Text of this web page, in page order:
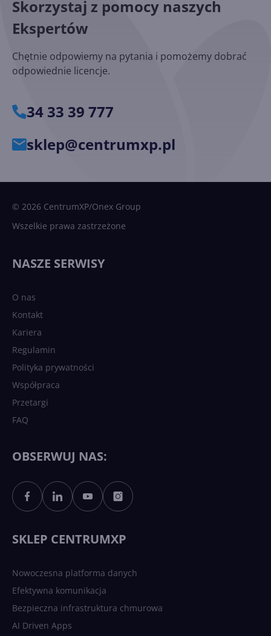
Skorzystaj z pomocy naszych
Ekspertów
Chętnie odpowiemy na pytania i pomożemy dobrać
odpowiednie licencje.
34 33 39 777
sklep@centrumxp.pl
© 2026 CentrumXP/Onex Group
Wszelkie prawa zastrzeżone
NASZE SERWISY
O nas
Kontakt
Kariera
Regulamin
Polityka prywatności
Współpraca
Przetargi
FAQ
OBSERWUJ NAS:
SKLEP CENTRUMXP
Nowoczesna platforma danych
Efektywna komunikacja
Bezpieczna infrastruktura chmurowa
AI Driven Apps